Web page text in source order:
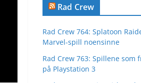
Rad Crew
Rad Crew 764: Splatoon
Marvel-spill noensinne
Rad Crew 763: Spillene
på Playstation 3